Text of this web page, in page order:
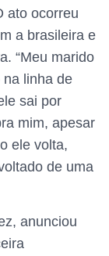
ato ocorreu
a brasileira e
“Meu marido
linha de
sai por
mim, apesar
ele volta,
de uma
anunciou